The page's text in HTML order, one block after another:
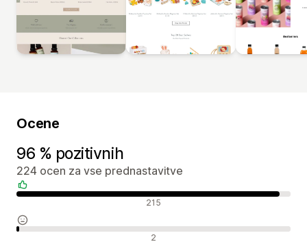
Ocene
96 % pozitivnih
224 ocen za vse prednastavitve
Pozitivne ocene 215
Nevtralne ocene 2